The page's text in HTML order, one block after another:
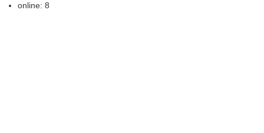
online: 8